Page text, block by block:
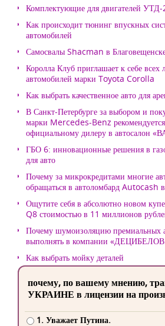
Комплектующие для двигателей
Как происходит тюнинг впускных
автомобилей
Самосвалы Shacman в
Королла Клуб приглашает к себе всех
автомобилей марки Toyota Corolla
Как выбрать качественное авто для
В Санкт-Петербурге за выбором и
марки Mercedes-Benz
официальному дилеру в автосалон
ГБО 6: инновационные решения в
для авто
Почему за микрокредитами многие
обращаться в автоломбард Autocash
Ощутите себя в абсолютно новом
Q8 стоимостью в 11 миллионов
Почему шумоизоляцию премиальных
выполнять в компании
Как выбрать мойку деталей
почему, по вашему мнению,
УКРАИНЕ в лицензии на
1. Уважает Путина.